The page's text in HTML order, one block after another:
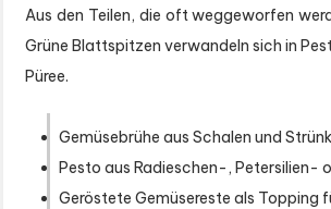
Aus den Teilen, die oft weggeworfen
Grüne Blattspitzen verwandeln sich in
Püree.
Gemüsebrühe aus Schalen und
Pesto aus Radieschen-, Petersilien-
Geröstete Gemüsereste als Topping